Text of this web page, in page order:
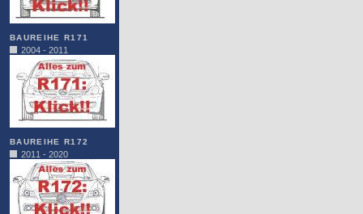
BAUREIHE R171
2004 - 2011
BAUREIHE R172
2011 - 2020